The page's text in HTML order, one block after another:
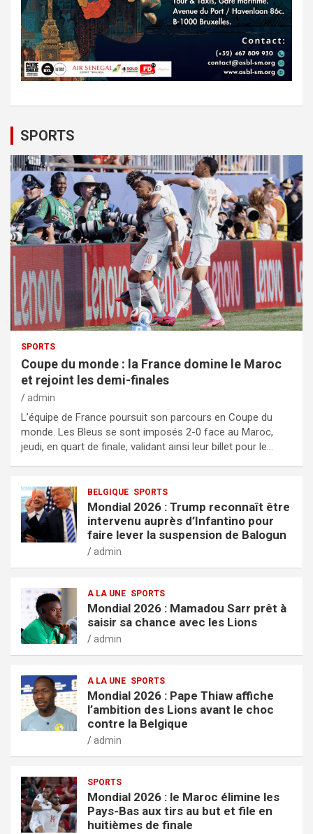
SPORTS
SPORTS
Coupe du monde : la France domine le Maroc
et rejoint les demi-finales
admin
L’équipe de France poursuit son parcours en Coupe du
monde. Les Bleus se sont imposés 2-0 face au Maroc,
jeudi, en quart de finale, validant ainsi leur billet pour le…
BELGIQUE SPORTS
Mondial 2026 : Trump reconnaît être
intervenu auprès d’Infantino pour
faire lever la suspension de Balogun
admin
A LA UNE SPORTS
Mondial 2026 : Mamadou Sarr prêt à
saisir sa chance avec les Lions
admin
A LA UNE SPORTS
Mondial 2026 : Pape Thiaw affiche
l’ambition des Lions avant le choc
contre la Belgique
admin
SPORTS
Mondial 2026 : le Maroc élimine les
Pays-Bas aux tirs au but et file en
huitièmes de finale